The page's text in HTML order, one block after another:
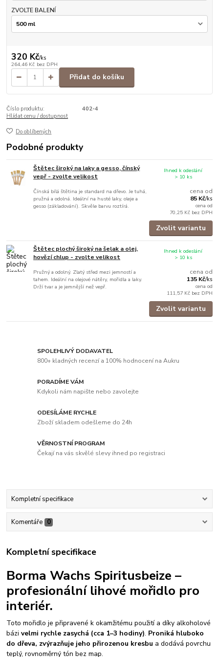
ZVOLTE BALENÍ
320 Kč/ks
264,46 Kč bez DPH
Přidat do košíku
Číslo produktu:
402-4
Hlídat cenu / dostupnost
Do oblíbených
Podobné produkty
Štětec široký na laky a gesso, čínský
vepř - zvolte velikost
Čínská bílá štětina je standard na dřevo. Je tuhá,
pružná a odolná. Ideální na husté laky, oleje a
gesso (základování). Skvěle barvu roztírá.
cena od
85 Kč/ks
cena od
70,25 Kč bez DPH
Ihned k odeslání
> 10 ks
Zvolit variantu
Štětec plochý široký na šelak a olej,
hovězí chlup - zvolte velikost
Pružný a odolný. Zlatý střed mezi jemností a
tahem. Ideální na olejové nátěry, mořidla a laky.
Drží tvar a je jemnější než vepř.
cena od
135 Kč/ks
cena od
111,57 Kč bez DPH
Ihned k odeslání
> 10 ks
Zvolit variantu
SPOLEHLIVÝ DODAVATEL
800+ kladných recenzí a 100% hodnocení na Aukru
PORADÍME VÁM
Kdykoli nám napište nebo zavolejte
ODESÍLÁME RYCHLE
Zboží skladem odešleme do 24h
VĚRNOSTNÍ PROGRAM
Čekají na vás skvělé slevy ihned po registraci
Kompletní specifikace
Komentáře 0
Kompletní specifikace
Borma Wachs Spiritusbeize –
profesionální lihové mořidlo pro
interiér.
Toto mořidlo je připravené k okamžitému použití a díky alkoholové
bázivelmi rychle zasychá (cca 1–3 hodiny). Proniká hluboko
do dřeva, zvýrazňuje jeho přirozenou kresbu a dodává povrchu
teplý, rovnoměrný tón bez map.